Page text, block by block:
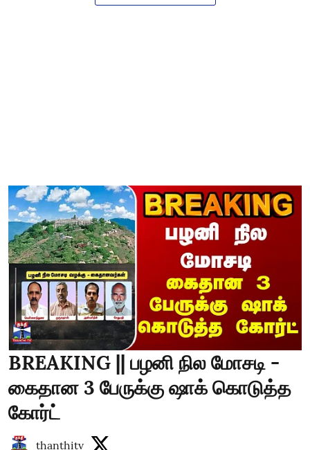
BREAKING || பழனி நில மோசடி -
கைதான 3 பேருக்கு ஷாக் கொடுத்த
கோர்ட்
thanthitv